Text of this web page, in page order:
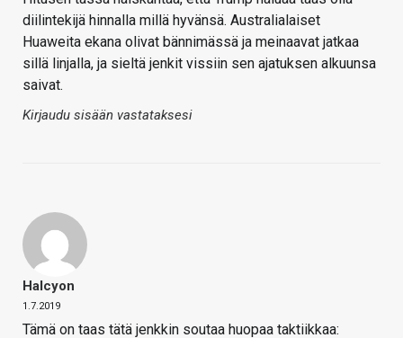
diilintekijä hinnalla millä hyvänsä. Australialaiset
Huaweita ekana olivat bännimässä ja meinaavat jatkaa
sillä linjalla, ja sieltä jenkit vissiin sen ajatuksen alkuunsa
saivat.
Kirjaudu sisään vastataksesi
Halcyon
1.7.2019
Tämä on taas tätä jenkkin soutaa huopaa taktiikkaa: